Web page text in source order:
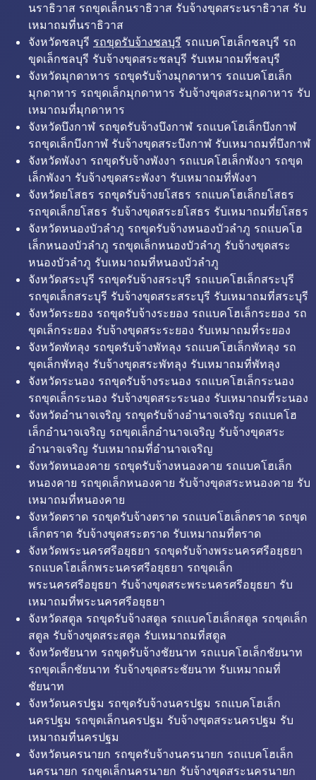
นราธิวาส รถขุดเล็กนราธิวาส รับจ้างขุดสระนราธิวาส รับ
เหมาถมที่นราธิวาส
จังหวัดชลบุรี รถขุดรับจ้างชลบุรี รถแบคโฮเล็กชลบุรี รถ
ขุดเล็กชลบุรี รับจ้างขุดสระชลบุรี รับเหมาถมที่ชลบุรี
จังหวัดมุกดาหาร รถขุดรับจ้างมุกดาหาร รถแบคโฮเล็ก
มุกดาหาร รถขุดเล็กมุกดาหาร รับจ้างขุดสระมุกดาหาร รับ
เหมาถมที่มุกดาหาร
จังหวัดบึงกาฬ รถขุดรับจ้างบึงกาฬ รถแบคโฮเล็กบึงกาฬ
รถขุดเล็กบึงกาฬ รับจ้างขุดสระบึงกาฬ รับเหมาถมที่บึงกาฬ
จังหวัดพังงา รถขุดรับจ้างพังงา รถแบคโฮเล็กพังงา รถขุด
เล็กพังงา รับจ้างขุดสระพังงา รับเหมาถมที่พังงา
จังหวัดยโสธร รถขุดรับจ้างยโสธร รถแบคโฮเล็กยโสธร
รถขุดเล็กยโสธร รับจ้างขุดสระยโสธร รับเหมาถมที่ยโสธร
จังหวัดหนองบัวลำภู รถขุดรับจ้างหนองบัวลำภู รถแบคโฮ
เล็กหนองบัวลำภู รถขุดเล็กหนองบัวลำภู รับจ้างขุดสระ
หนองบัวลำภู รับเหมาถมที่หนองบัวลำภู
จังหวัดสระบุรี รถขุดรับจ้างสระบุรี รถแบคโฮเล็กสระบุรี
รถขุดเล็กสระบุรี รับจ้างขุดสระสระบุรี รับเหมาถมที่สระบุรี
จังหวัดระยอง รถขุดรับจ้างระยอง รถแบคโฮเล็กระยอง รถ
ขุดเล็กระยอง รับจ้างขุดสระระยอง รับเหมาถมที่ระยอง
จังหวัดพัทลุง รถขุดรับจ้างพัทลุง รถแบคโฮเล็กพัทลุง รถ
ขุดเล็กพัทลุง รับจ้างขุดสระพัทลุง รับเหมาถมที่พัทลุง
จังหวัดระนอง รถขุดรับจ้างระนอง รถแบคโฮเล็กระนอง
รถขุดเล็กระนอง รับจ้างขุดสระระนอง รับเหมาถมที่ระนอง
จังหวัดอำนาจเจริญ รถขุดรับจ้างอำนาจเจริญ รถแบคโฮ
เล็กอำนาจเจริญ รถขุดเล็กอำนาจเจริญ รับจ้างขุดสระ
อำนาจเจริญ รับเหมาถมที่อำนาจเจริญ
จังหวัดหนองคาย รถขุดรับจ้างหนองคาย รถแบคโฮเล็ก
หนองคาย รถขุดเล็กหนองคาย รับจ้างขุดสระหนองคาย รับ
เหมาถมที่หนองคาย
จังหวัดตราด รถขุดรับจ้างตราด รถแบคโฮเล็กตราด รถขุด
เล็กตราด รับจ้างขุดสระตราด รับเหมาถมที่ตราด
จังหวัดพระนครศรีอยุธยา รถขุดรับจ้างพระนครศรีอยุธยา
รถแบคโฮเล็กพระนครศรีอยุธยา รถขุดเล็ก
พระนครศรีอยุธยา รับจ้างขุดสระพระนครศรีอยุธยา รับ
เหมาถมที่พระนครศรีอยุธยา
จังหวัดสตูล รถขุดรับจ้างสตูล รถแบคโฮเล็กสตูล รถขุดเล็ก
สตูล รับจ้างขุดสระสตูล รับเหมาถมที่สตูล
จังหวัดชัยนาท รถขุดรับจ้างชัยนาท รถแบคโฮเล็กชัยนาท
รถขุดเล็กชัยนาท รับจ้างขุดสระชัยนาท รับเหมาถมที่
ชัยนาท
จังหวัดนครปฐม รถขุดรับจ้างนครปฐม รถแบคโฮเล็ก
นครปฐม รถขุดเล็กนครปฐม รับจ้างขุดสระนครปฐม รับ
เหมาถมที่นครปฐม
จังหวัดนครนายก รถขุดรับจ้างนครนายก รถแบคโฮเล็ก
นครนายก รถขุดเล็กนครนายก รับจ้างขุดสระนครนายก